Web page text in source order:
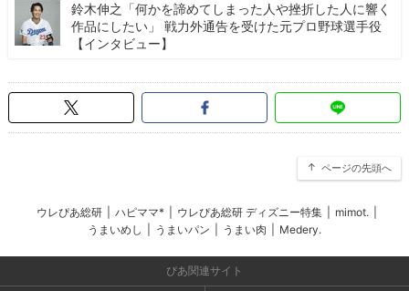
鈴木伸之「何かを諦めてしまった人や挫折した人に響く
作品にしたい」 戦力外通告を受けた元プロ野球選手役
【インタビュー】
ページの先頭へ
ウレぴあ総研 ハピママ* ウレぴあ総研 ディズニー特集 mimot.
うまいめし
うまいパン うまい肉 Medery.
ぴあ関連サイト